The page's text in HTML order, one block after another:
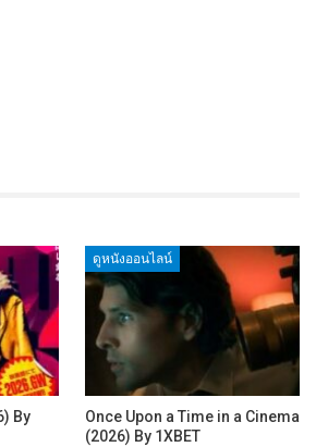
By
ดูหนังออนไลน์
Once Upon a Time in a Cinema
(2026) By 1XBET